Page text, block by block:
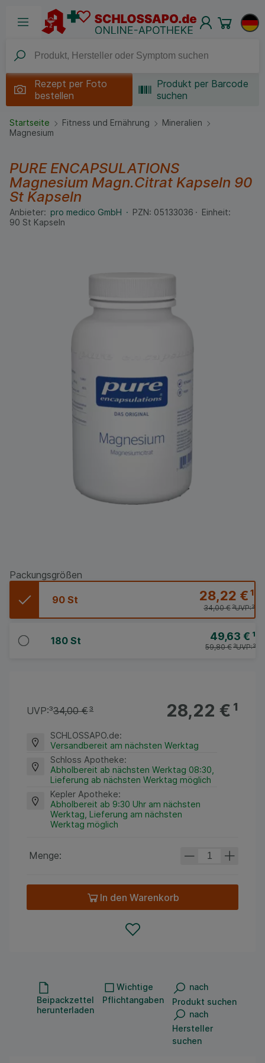
Rezept per Foto
bestellen
Produkt per Barcode
suchen
Startseite Fitness und Ernährung
Mineralien
Magnesium
PURE ENCAPSULATIONS
Magnesium Magn.Citrat Kapseln 90
St Kapseln
Anbieter: pro medico GmbH PZN: 05133036
Einheit:
90 St Kapseln
Packungsgrößen
90 St 28,22 €¹
UVP:³
34,00 €³
180 St 49,63 € ¹
UVP:³
59,80 €³
28,22 €¹
UVP:³34,00 €³
SCHLOSSAPO.de:
Versandbereit am nächsten Werktag
Schloss Apotheke:
Abholbereit ab nächsten Werktag 08:30,
Lieferung ab nächsten Werktag möglich
Kepler Apotheke:
Abholbereit ab 9:30 Uhr am nächsten
Werktag, Lieferung am nächsten
Werktag möglich
Menge:
In den Warenkorb
Beipackzettel
herunterladen
Wichtige
Pflichtangaben
nach
Produkt suchen
nach
Hersteller
suchen